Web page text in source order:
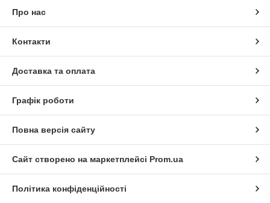
Про нас
Контакти
Доставка та оплата
Графік роботи
Повна версія сайту
Сайт створено на маркетплейсі Prom.ua
Політика конфіденційності